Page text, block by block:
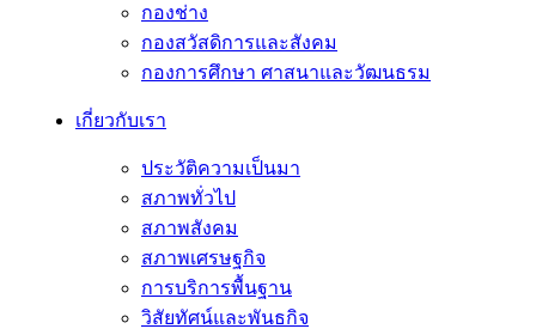
กองช่าง
กองสวัสดิการและสังคม
กองการศึกษา ศาสนาและวัฒนธรม
เกี่ยวกับเรา
ประวัติความเป็นมา
สภาพทั่วไป
สภาพสังคม
สภาพเศรษฐกิจ
การบริการพื้นฐาน
วิสัยทัศน์และพันธกิจ